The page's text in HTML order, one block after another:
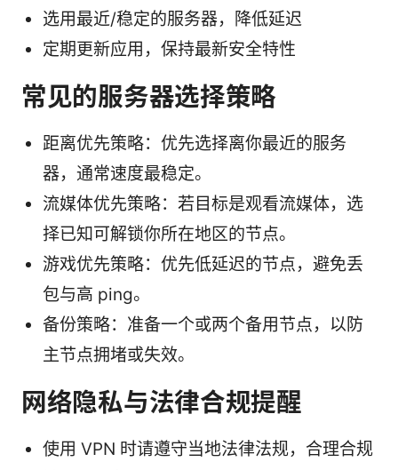
选用最近/稳定的服务器，降低延迟
定期更新应用，保持最新安全特性
常见的服务器选择策略
距离优先策略：优先选择离你最近的服务
器，通常速度最稳定。
流媒体优先策略：若目标是观看流媒体，选
择已知可解锁你所在地区的节点。
游戏优先策略：优先低延迟的节点，避免丢
包与高 ping。
备份策略：准备一个或两个备用节点，以防
主节点拥堵或失效。
网络隐私与法律合规提醒
使用 VPN 时请遵守当地法律法规，合理合规